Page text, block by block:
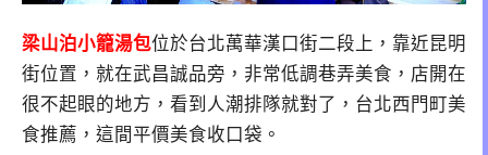
梁山泊小籠湯包位於台北萬華漢口街二段上，靠近昆明
街位置，就在武昌誠品旁，非常低調巷弄美食，店開在
很不起眼的地方，看到人潮排隊就對了，台北西門町美
食推薦，這間平價美食收口袋。